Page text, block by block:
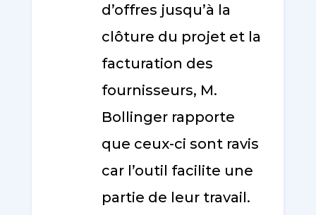
d’offres jusqu’à la
clôture du projet et la
facturation des
fournisseurs, M.
Bollinger rapporte
que ceux-ci sont ravis
car l’outil facilite une
partie de leur travail.